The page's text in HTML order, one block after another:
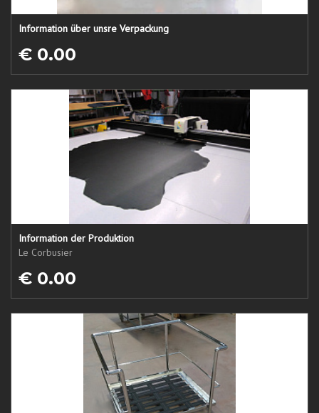
Information über unsre Verpackung
€ 0.00
Information der Produktion
Le Corbusier
€ 0.00